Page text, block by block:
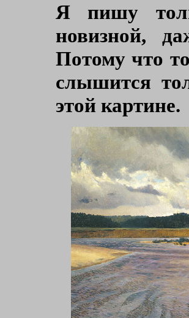
Я пишу
новизной,
Потому что
слышится
этой картине.